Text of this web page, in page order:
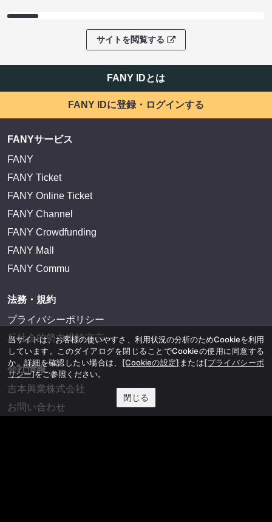
サイトを閲覧する
FANY IDとは
FANY IDに登録・ログインする
FANYサービス
FANY
FANY Ticket
FANY Online Ticket
FANY Channel
FANY Crowdfunding
FANY Mall
FANY Commu
法務・規約
プライバシーポリシー
反社会的勢力排除宣言
会社情報
吉本興業株式会社
お問い合わせ
当サイトは、お客様の使いやすさ、利用状況の分析のためCookieを利用
しています。このダイアログを閉じることでCookieの使用に同意する
か、詳細を確認したい場合は、 [Cookieの設定] または[プライバシーポ
リシー]をご参照ください。
閉じる